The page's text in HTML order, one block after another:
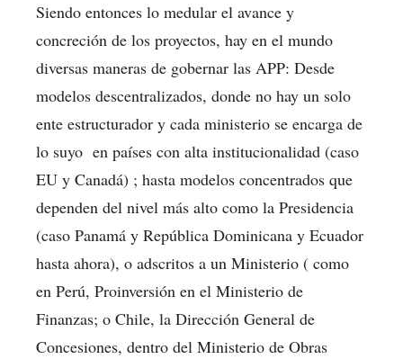
Siendo entonces lo medular el avance y
concreción de los proyectos, hay en el mundo
diversas maneras de gobernar las APP: Desde
modelos descentralizados, donde no hay un solo
ente estructurador y cada ministerio se encarga de
lo suyo en países con alta institucionalidad (caso
EU y Canadá) ; hasta modelos concentrados que
dependen del nivel más alto como la Presidencia
(caso Panamá y República Dominicana y Ecuador
hasta ahora), o adscritos a un Ministerio ( como
en Perú, Proinversión en el Ministerio de
Finanzas; o Chile, la Dirección General de
Concesiones, dentro del Ministerio de Obras